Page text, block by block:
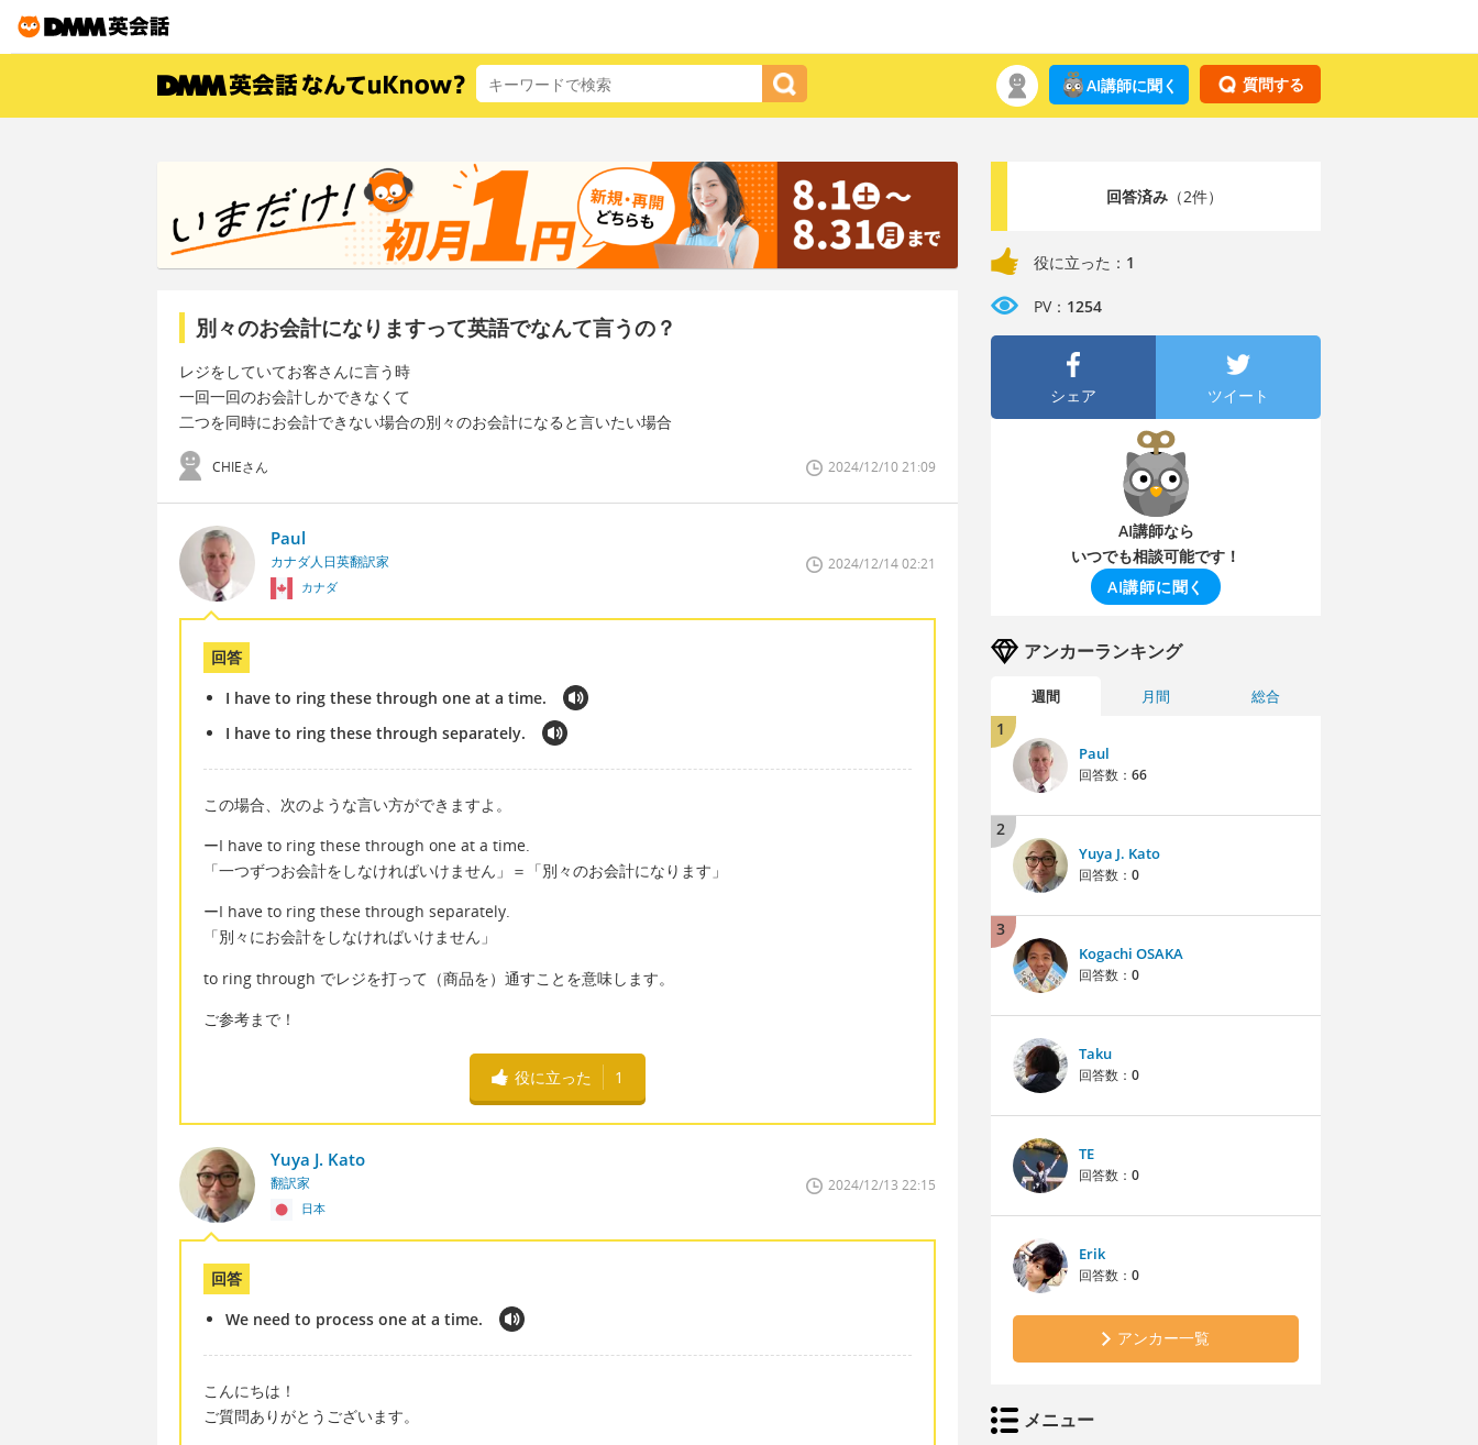
質問する
AI講師に聞く
別々のお会計になりますって英語でなんて言うの？
レジをしていてお客さんに言う時
一回一回のお会計しかできなくて
二つを同時にお会計できない場合の別々のお会計になると言いたい場合
CHIEさん 2024/12/10 21:09
Paul
カナダ人日英翻訳家
カナダ
2024/12/14 02:21
回答
I have to ring these through one at a time.
I have to ring these through separately.
この場合、次のような言い方ができますよ。
ーI have to ring these through one at a time.
「一つずつお会計をしなければいけません」＝「別々のお会計になります」
ーI have to ring these through separately.
「別々にお会計をしなければいけません」
to ring through でレジを打って（商品を）通すことを意味します。
ご参考まで！
役に立った 1
Yuya J. Kato
翻訳家
日本
2024/12/13 22:15
回答
We need to process one at a time.
こんにちは！
ご質問ありがとうございます。
回答済み（2件）
役に立った： 1
PV： 1254
シェア ツイート
AI講師なら
いつでも相談可能です！
AI講師に聞く
アンカーランキング
週間 月間 総合
1
Paul
回答数： 66
2
Yuya J. Kato
回答数： 0
3
Kogachi OSAKA
回答数： 0
Taku
回答数： 0
TE
回答数： 0
Erik
回答数： 0
アンカー一覧
メニュー